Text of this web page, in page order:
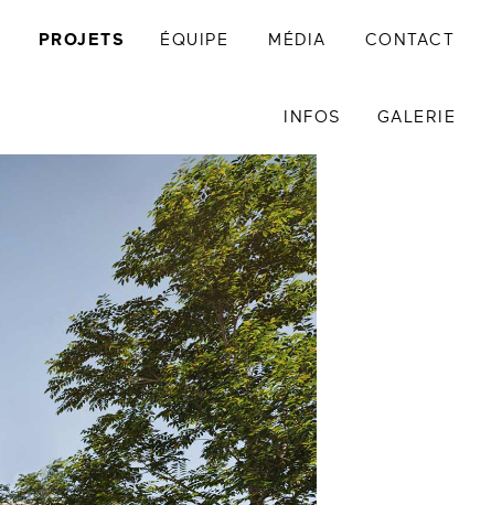
PROJETS ÉQUIPE MÉDIA CONTACT
INFOS GALERIE